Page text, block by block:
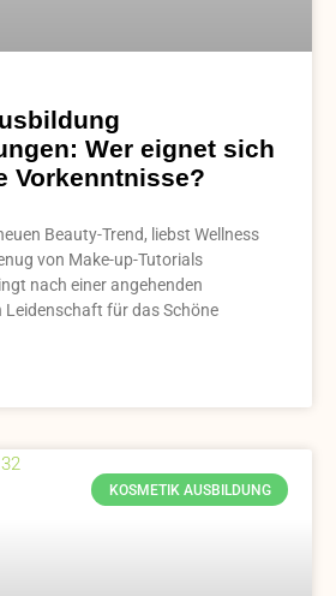
Wer eignet sich
Vorkenntnisse?
Beauty-Trend, liebst Wellness
von Make-up-Tutorials
nach einer angehenden
Leidenschaft für das Schöne
KOSMETIK AUSBILDUNG